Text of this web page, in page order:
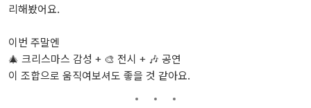
리해봤어요.
이번 주말엔
🎄 크리스마스 감성 + 🎨 전시 + 🎶 공연
이 조합으로 움직여보셔도 좋을 것 같아요.